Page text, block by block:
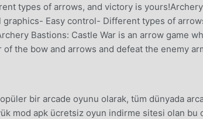
types of arrows, and victory is
Easy control- Different types of
Bastions: Castle War is an arrow game
the bow and arrows and defeat the enemy
bir arcade oyunu olarak, tüm dünyada
mod apk ücretsiz oyun indirme sitesi olan bu